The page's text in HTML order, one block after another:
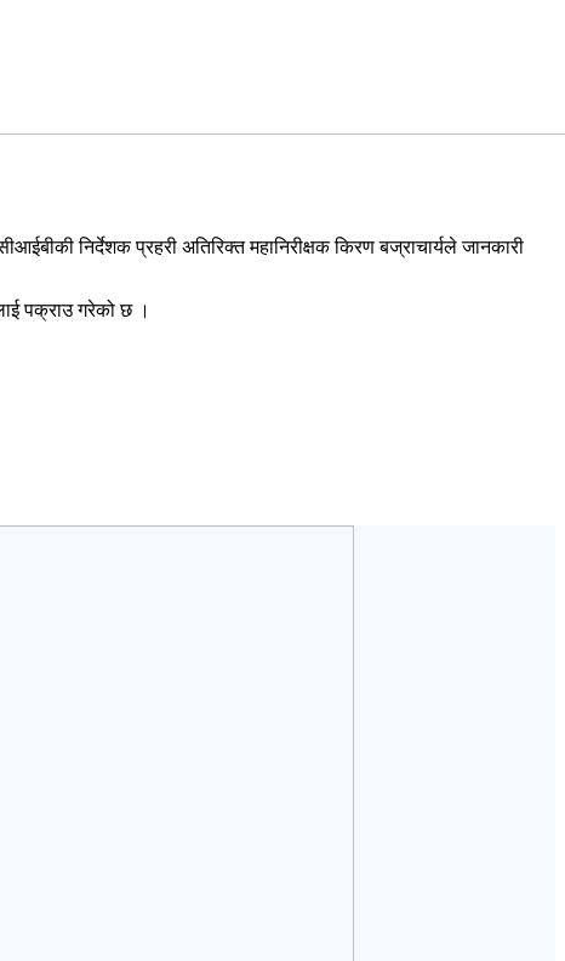
निर्देशक प्रहरी अतिरिक्त महानिरीक्षक किरण बज्राचार्यले जानकारी
पक्राउ गरेको छ ।